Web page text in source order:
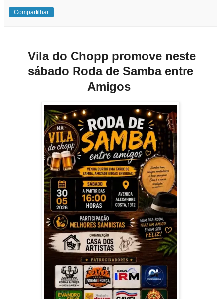
Compartilhar
Vila do Chopp promove neste
sábado Roda de Samba entre
Amigos